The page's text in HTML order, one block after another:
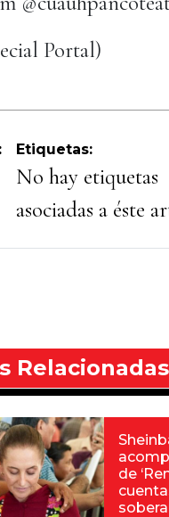
Portal)
Etiquetas:
No hay etiquetas
asociadas a éste
Relacionadas
de